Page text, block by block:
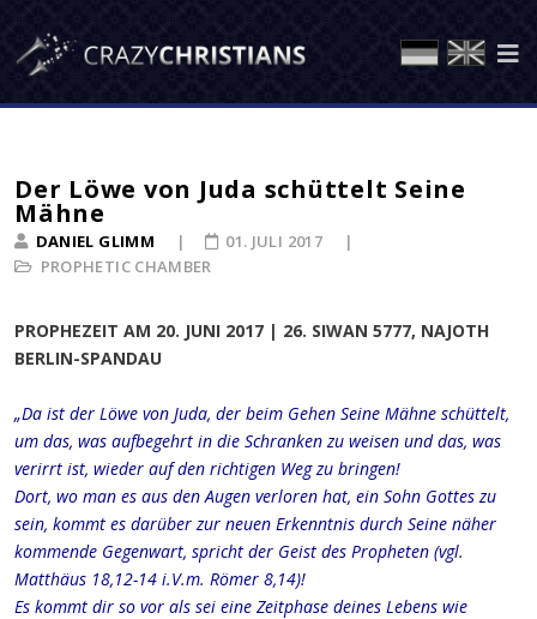
Der Löwe von Juda schüttelt Seine
Mähne
DANIEL GLIMM
PROPHETIC CHAMBER
01. JULI 2017
PROPHEZEIT AM 20. JUNI 2017 | 26. SIWAN 5777, NAJOTH
BERLIN-SPANDAU
„Da ist der Löwe von Juda, der beim Gehen Seine Mähne schüttelt,
um das, was aufbegehrt in die Schranken zu weisen und das, was
verirrt ist, wieder auf den richtigen Weg zu bringen!
Dort, wo man es aus den Augen verloren hat, ein Sohn Gottes zu
sein, kommt es darüber zur neuen Erkenntnis durch Seine näher
kommende Gegenwart, spricht der Geist des Propheten (vgl.
Matthäus 18,12-14 i.V.m. Römer 8,14)!
Es kommt dir so vor als sei eine Zeitphase deines Lebens wie